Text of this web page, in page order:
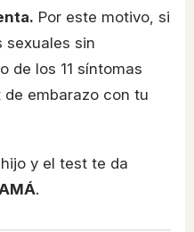
Por este motivo, si
sexuales sin
de los 11 síntomas
embarazo con tu
y el test te da
.